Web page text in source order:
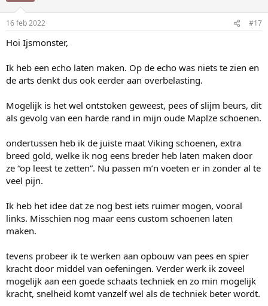
16 feb 2022 #17
Hoi Ijsmonster,
Ik heb een echo laten maken. Op de echo was niets te zien en
de arts denkt dus ook eerder aan overbelasting.
Mogelijk is het wel ontstoken geweest, pees of slijm beurs, dit
als gevolg van een harde rand in mijn oude Maplze schoenen.
ondertussen heb ik de juiste maat Viking schoenen, extra
breed gold, welke ik nog eens breder heb laten maken door
ze “op leest te zetten”. Nu passen m’n voeten er in zonder al te
veel pijn.
Ik heb het idee dat ze nog best iets ruimer mogen, vooral
links. Misschien nog maar eens custom schoenen laten
maken.
tevens probeer ik te werken aan opbouw van pees en spier
kracht door middel van oefeningen. Verder werk ik zoveel
mogelijk aan een goede schaats techniek en zo min mogelijk
kracht, snelheid komt vanzelf wel als de techniek beter wordt.